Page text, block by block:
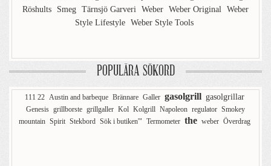
Röshults
Smeg Tärnsjö Garveri Weber Weber Original Weber
Style Lifestyle Weber Style Tools
POPULÄRA SÖKORD
111 22 Austin and barbeque Brännare Galler gasolgrill gasolgrillar
Genesis grillborste grillgaller Kol Kolgrill Napoleon regulator Smokey
mountain Spirit Stekbord Sök i butiken'" Termometer the weber Överdrag